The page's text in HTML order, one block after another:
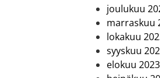
joulukuu
marraskuu
lokakuu
syyskuu
elokuu 2023